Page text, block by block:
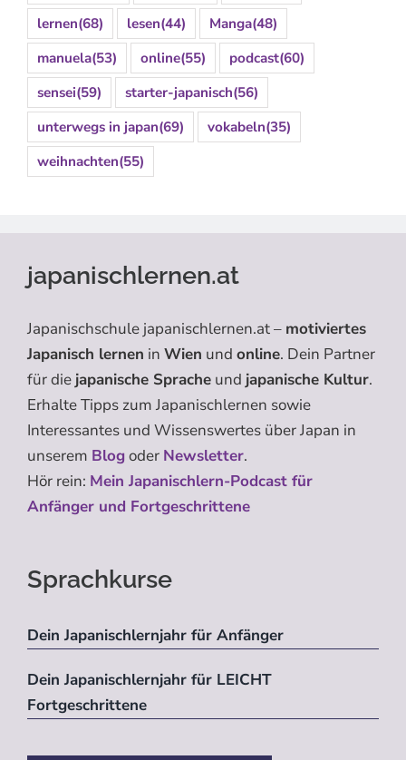
lernen(68) lesen(44) Manga(48)
manuela(53) online(55) podcast(60)
sensei(59) starter-japanisch(56)
unterwegs in japan(69) vokabeln(35)
weihnachten(55)
japanischlernen.at
Japanischschule japanischlernen.at – motiviertes
Japanisch lernen in Wien und online. Dein Partner
für die japanische Sprache und japanische Kultur.
Erhalte Tipps zum Japanischlernen sowie
Interessantes und Wissenswertes über Japan in
unserem Blogoder Newsletter.
Hör rein: Mein Japanischlern-Podcast für
Anfänger und Fortgeschrittene
Sprachkurse
Dein Japanischlernjahr für Anfänger
Dein Japanischlernjahr für LEICHT
Fortgeschrittene